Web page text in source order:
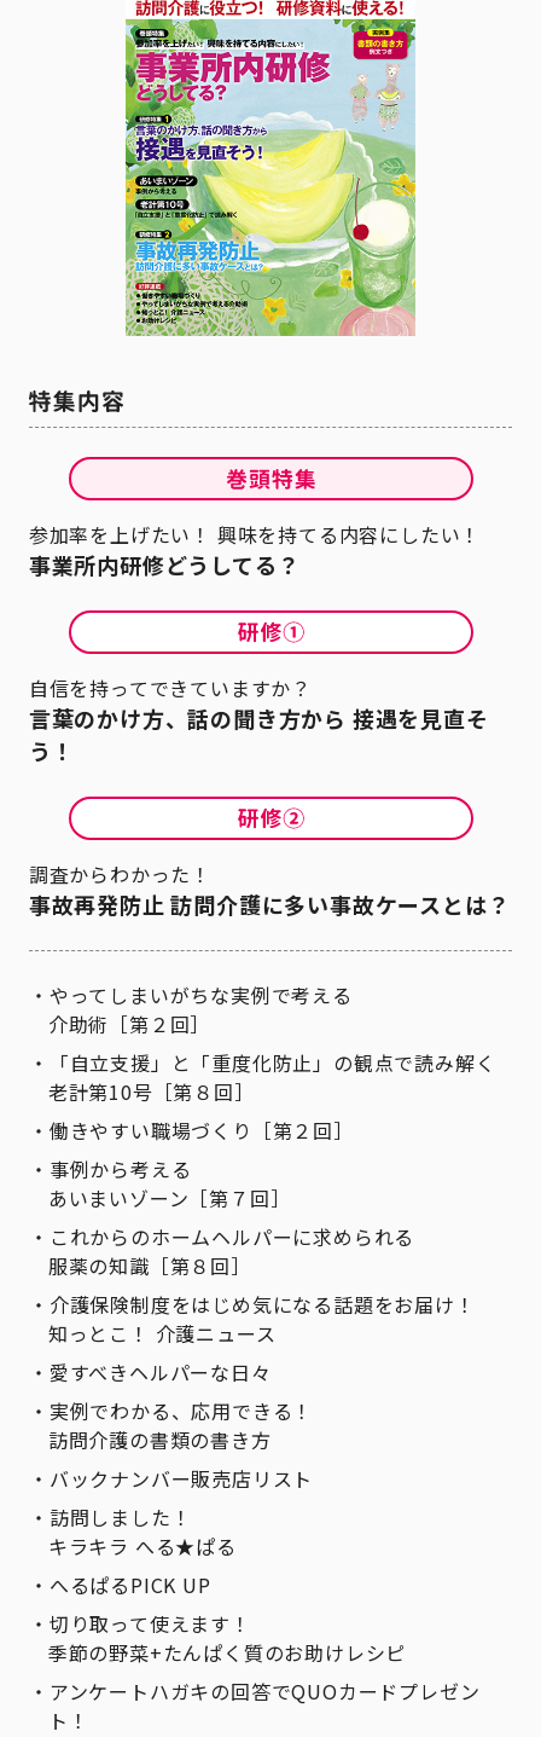
参加率を上げたい！ 興味を持てる内容にしたい！
事業所内研修どうしてる？
自信を持ってできていますか？
言葉のかけ方、話の聞き方から 接遇を見直そ
う！
調査からわかった！
事故再発防止 訪問介護に多い事故ケースとは？
やってしまいがちな実例で考える
介助術［第２回］
「自立支援」と「重度化防止」の観点で読み解く
老計第10号［第８回］
働きやすい職場づくり［第２回］
事例から考える
あいまいゾーン［第７回］
これからのホームヘルパーに求められる
服薬の知識［第８回］
介護保険制度をはじめ気になる話題をお届け！
知っとこ！ 介護ニュース
愛すべきヘルパーな日々
実例でわかる、応用できる！
訪問介護の書類の書き方
バックナンバー販売店リスト
訪問しました！
キラキラ へる★ぱる
へるぱるPICK UP
切り取って使えます！
季節の野菜+たんぱく質のお助けレシピ
アンケートハガキの回答でQUOカードプレゼン
ト！